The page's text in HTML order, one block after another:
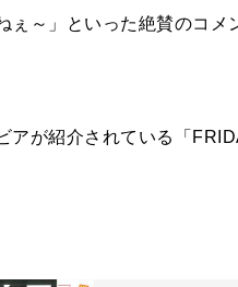
～」といった絶賛のコメ
アが紹介されている「